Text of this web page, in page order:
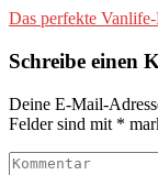
Das perfekte
Schreibe einen
Deine E-Mail-
Felder sind mit *